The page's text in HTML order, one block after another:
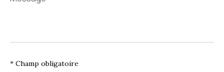
*
* Champ obligatoire